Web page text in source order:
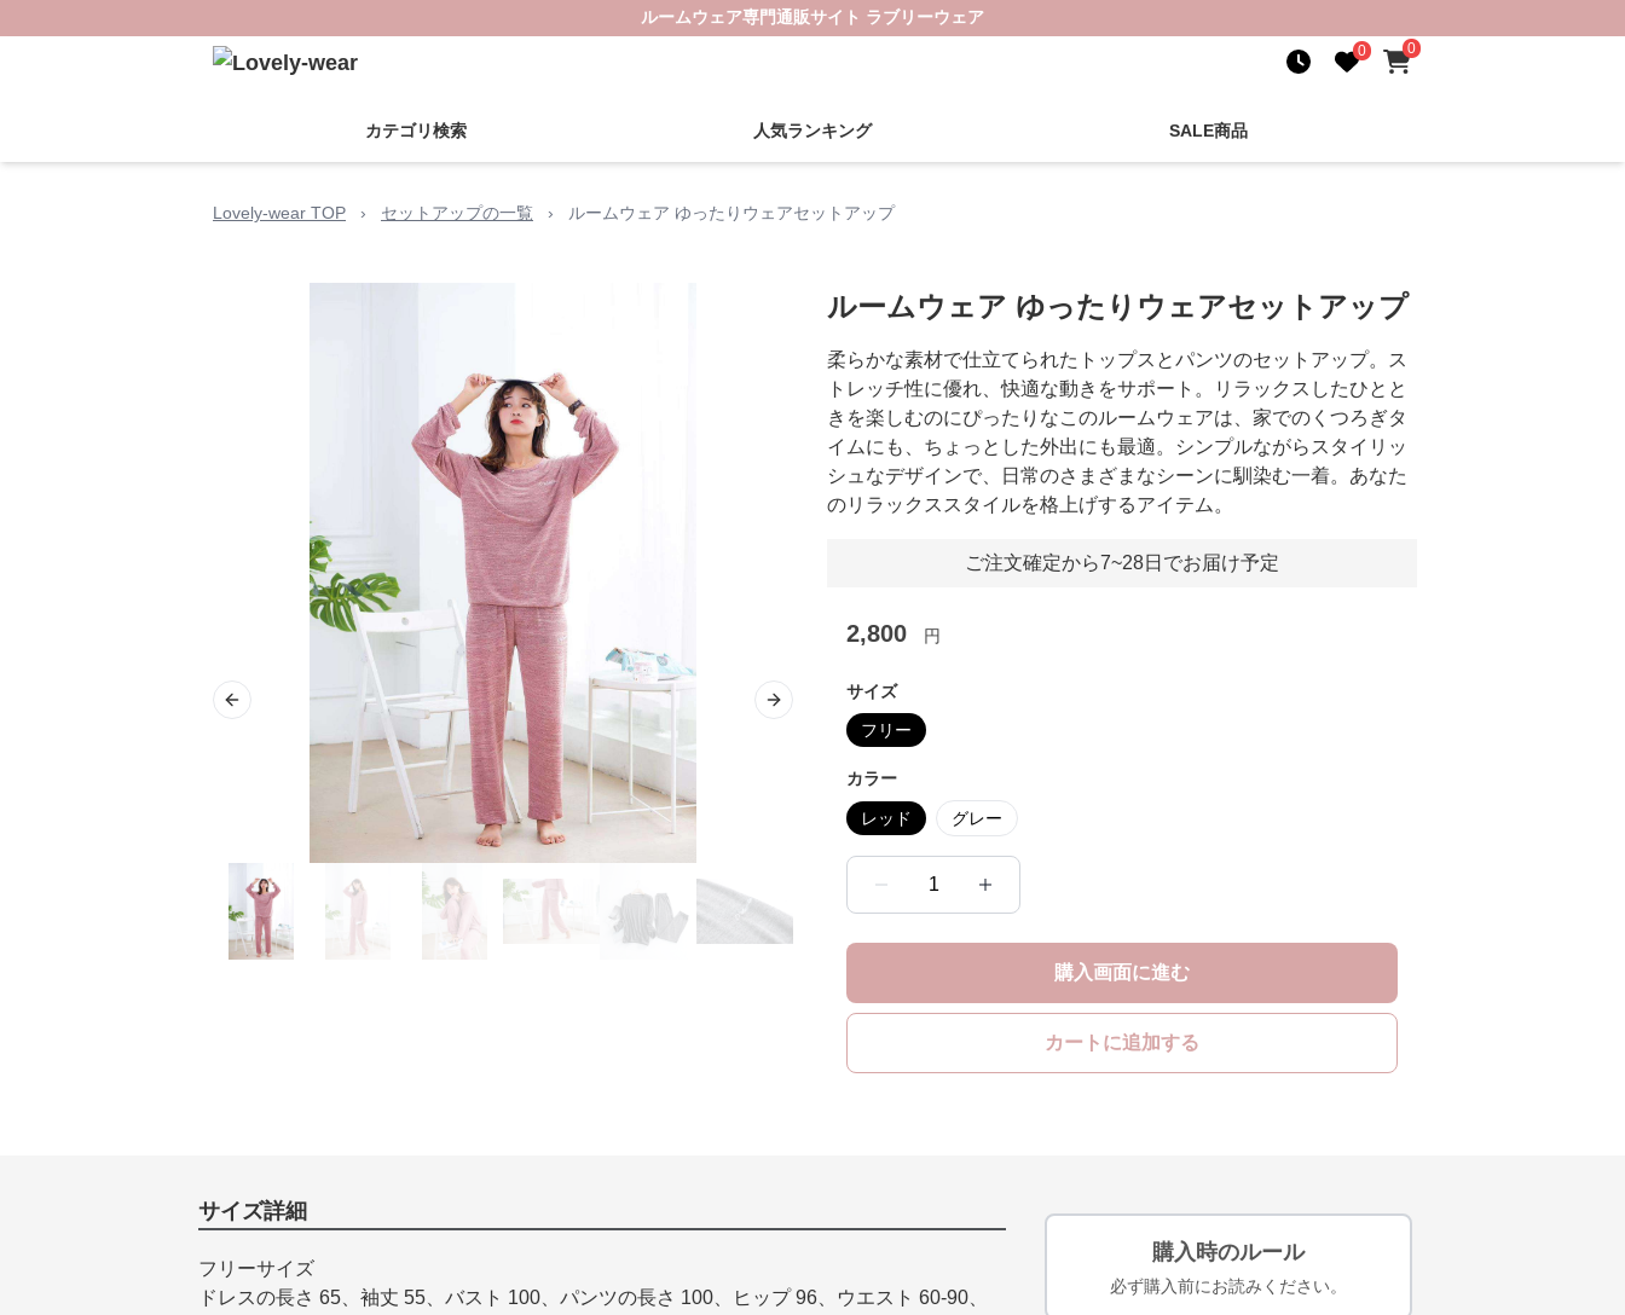
ルームウェア専門通販サイト ラブリーウェア
0 0
カテゴリ検索 人気ランキング SALE商品
Lovely-wear TOP › セットアップの一覧 › ルームウェア ゆったりウェアセットアップ
Previous slide Next slide
ルームウェア ゆったりウェアセットアップ
柔らかな素材で仕立てられたトップスとパンツのセットアップ。ス
トレッチ性に優れ、快適な動きをサポート。リラックスしたひとと
きを楽しむのにぴったりなこのルームウェアは、家でのくつろぎタ
イムにも、ちょっとした外出にも最適。シンプルながらスタイリッ
シュなデザインで、日常のさまざまなシーンに馴染む一着。あなた
のリラックススタイルを格上げするアイテム。
ご注文確定から7~28日でお届け予定
2,800 円
サイズ
フリー
カラー
レッド グレー
1
購入画面に進む
カートに追加する
サイズ詳細
フリーサイズ
ドレスの長さ 65、袖丈 55、バスト 100、パンツの長さ 100、ヒップ 96、ウエスト 60-90、
購入時のルール
必ず購入前にお読みください。